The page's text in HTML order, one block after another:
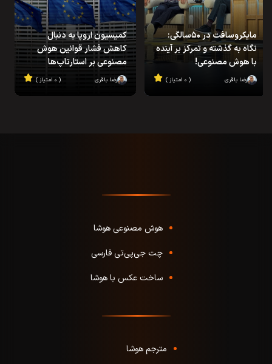
مایکروسافت در ۵۰سالگی:
نگاه به گذشته و تمرکز بر آینده
با هوش مصنوعی!
رضا باقری ( ۰ امتیاز )
کمیسیون اروپا به دنبال
کاهش فشار قوانین هوش
مصنوعی بر استارتاپ‌ها
رضا باقری ( ۰ امتیاز )
هوش مصنوعی هوشا
چت جی‌پی‌تی فارسی
ساخت عکس با هوشا
مترجم هوشا